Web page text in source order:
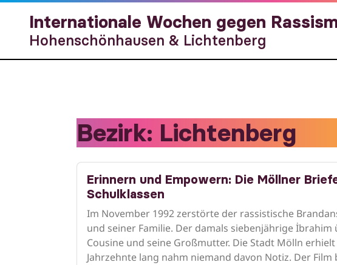
Internationale Wochen gegen
Hohenschönhausen & Lichtenberg
Bezirk: Lichtenberg
Erinnern und Empowern: Die Möllner
Schulklassen
Im November 1992 zerstörte der rassistische
und seiner Familie. Der damals siebenjährige
Cousine und seine Großmutter. Die Stadt Mölln
Jahrzehnte lang nahm niemand davon Notiz. Der